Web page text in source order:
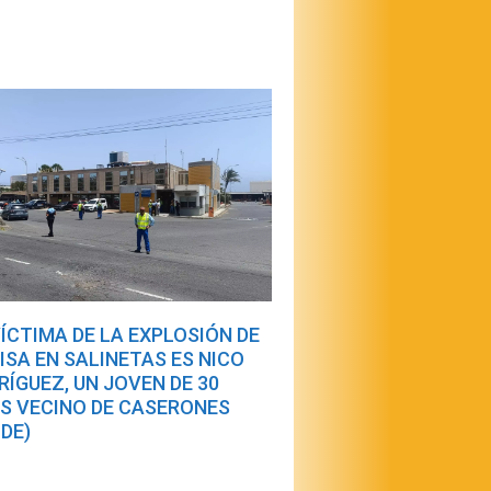
DE LA EXPLOSIÓN DE
EN SALINETAS ES NICO
UN JOVEN DE 30
VECINO DE CASERONES